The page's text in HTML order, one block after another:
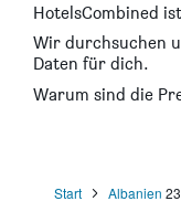
HotelsCombined
Wir durchsuchen
Daten für dich.
Warum sind die
Start Albanien